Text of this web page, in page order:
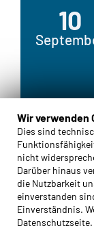
10
03
Wir verwenden
Dies sind
nicht
Darüber hinaus
die Nutzbarkeit
einverstanden
Einverständnis.
Datenschutzseite.